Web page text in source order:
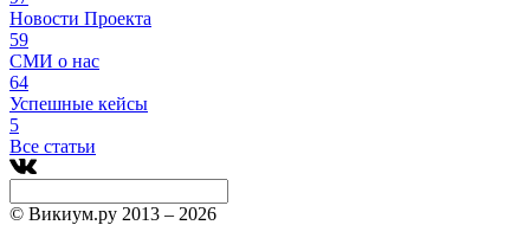
Новости Проекта
59
СМИ о нас
64
Успешные кейсы
5
Все статьи
© Викиум.ру 2013 – 2026